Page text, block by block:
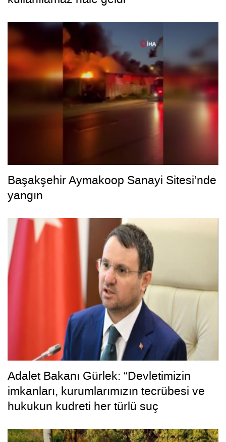
Başakşehir Aymakoop Sanayi Sitesi’nde
yangın
Adalet Bakanı Gürlek: “Devletimizin
imkanları, kurumlarımızın tecrübesi ve
hukukun kudreti her türlü suç